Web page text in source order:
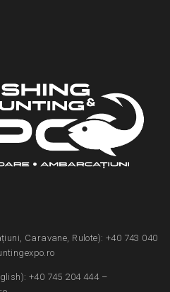
Caravane, Rulote): +40 743 040
+40 745 204 444 –